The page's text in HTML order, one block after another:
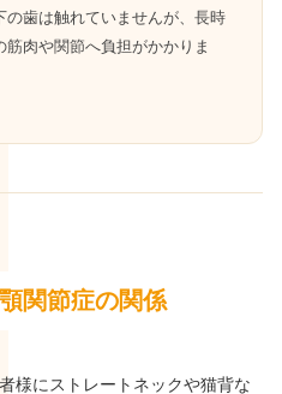
歯は触れていませんが、長時
肉や関節へ負担がかかりま
関節症の関係
様にストレートネックや猫背な